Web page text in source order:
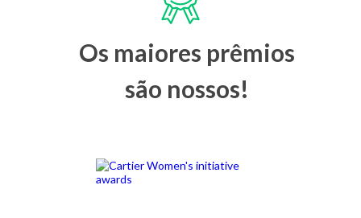
Os maiores prêmios
são nossos!